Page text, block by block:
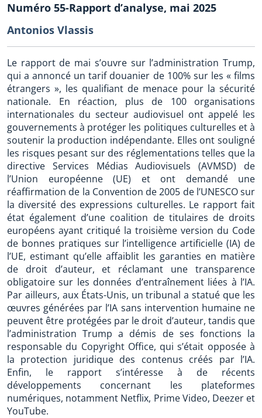
Numéro 55-Rapport d’analyse, mai 2025
Antonios Vlassis
Le rapport de mai s’ouvre sur l’administration Trump,
qui a annoncé un tarif douanier de 100% sur les « films
étrangers », les qualifiant de menace pour la sécurité
nationale. En réaction, plus de 100 organisations
internationales du secteur audiovisuel ont appelé les
gouvernements à protéger les politiques culturelles et à
soutenir la production indépendante. Elles ont souligné
les risques pesant sur des réglementations telles que la
directive Services Médias Audiovisuels (AVMSD) de
l’Union européenne (UE) et ont demandé une
réaffirmation de la Convention de 2005 de l’UNESCO sur
la diversité des expressions culturelles. Le rapport fait
état également d’une coalition de titulaires de droits
européens ayant critiqué la troisième version du Code
de bonnes pratiques sur l’intelligence artificielle (IA) de
l’UE, estimant qu’elle affaiblit les garanties en matière
de droit d’auteur, et réclamant une transparence
obligatoire sur les données d’entraînement liées à l’IA.
Par ailleurs, aux États-Unis, un tribunal a statué que les
œuvres générées par l’IA sans intervention humaine ne
peuvent être protégées par le droit d’auteur, tandis que
l’administration Trump a démis de ses fonctions la
responsable du Copyright Office, qui s’était opposée à
la protection juridique des contenus créés par l’IA.
Enfin, le rapport s’intéresse à de récents
développements concernant les plateformes
numériques, notamment Netflix, Prime Video, Deezer et
YouTube.